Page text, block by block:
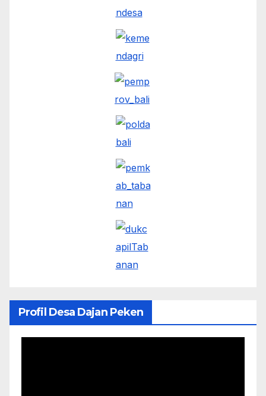
Profil Desa Dajan Peken